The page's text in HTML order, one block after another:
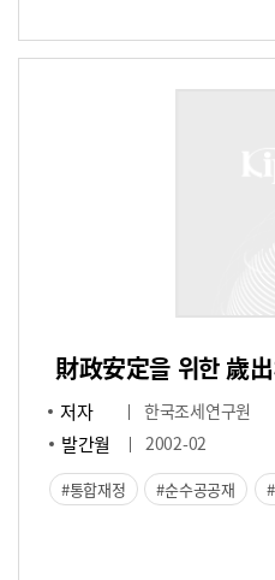
財政安定을 위한 歲
저자 한국조세연구원
발간월 2002-02
통합재정 순수공공재